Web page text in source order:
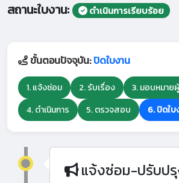
สถานะใบงาน:
ดำเนินการเรียบร้อย
ขั้นตอนปัจจุบัน:ปิดใบงาน
1. แจ้งซ่อม 2. รับเรื่อง
3. มอบหมาย
4. ดำเนินการ
5. ตรวจสอบ 6. ปิดใบ
แจ้งซ่อม-ปรับป